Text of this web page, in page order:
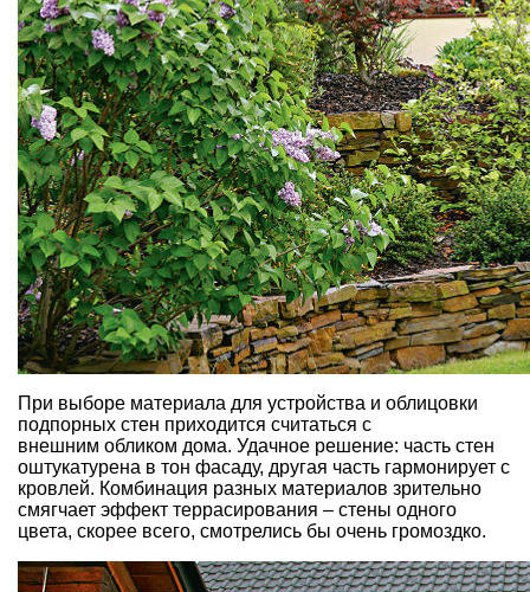
При выборе материала для устройства и облицовки
подпорных стен приходится считаться с
внешним обликом дома. Удачное решение: часть стен
оштукатурена в тон фасаду, другая часть гармонирует с
кровлей. Комбинация разных материалов зрительно
смягчает эффект террасирования – стены одного
цвета, скорее всего, смотрелись бы очень громоздко.